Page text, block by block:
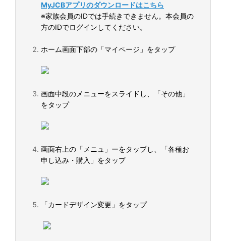
MyJCBアプリのダウンロードはこちら
※家族会員のIDでは手続きできません。本会員の
方のIDでログインしてください。
ホーム画面下部の「マイページ」をタップ
画面中段のメニューをスライドし、「その他」
をタップ
画面右上の「メニュ」ーをタップし、「各種お
申し込み・購入」をタップ
「カードデザイン変更」をタップ